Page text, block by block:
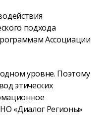
подхода
Ассоциации
уровне. Поэтому
этических
«Диалог Регионы»